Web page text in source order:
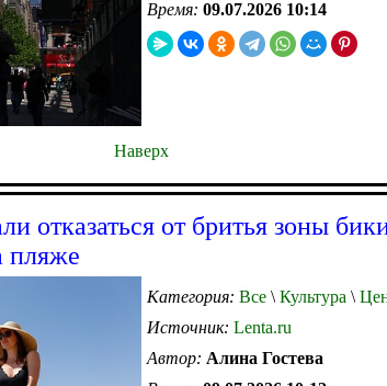
Время: 09.07.2026 10:14
Наверх
отказаться от бритья зоны
пляже
Категория: Все \ Культура \
Источник: Lenta.ru
Автор: Алина Гостева